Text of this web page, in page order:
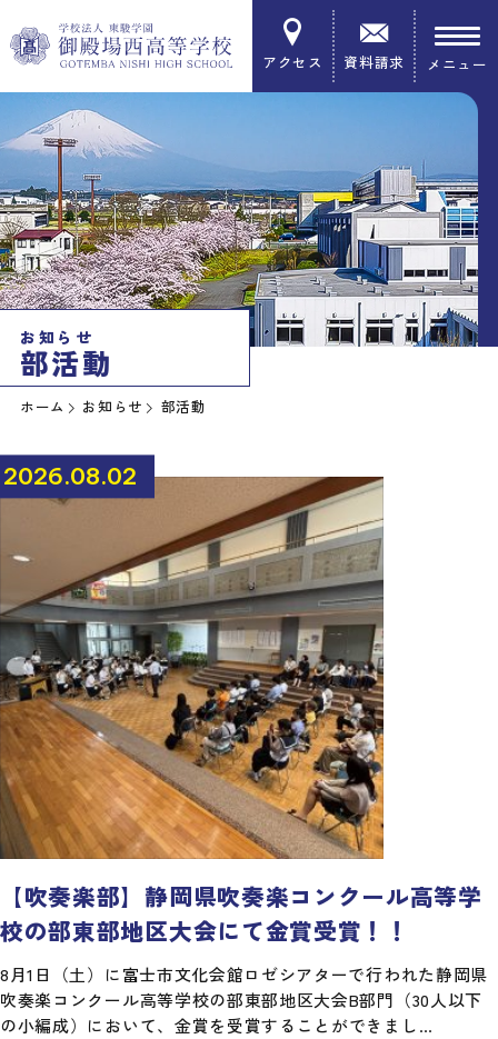
アクセス 資料請求
お知らせ
部活動
ホーム お知らせ 部活動
2026.08.02
【吹奏楽部】静岡県吹奏楽コンクール高等学
校の部東部地区大会にて金賞受賞！！
8月1日（土）に富士市文化会館ロゼシアターで行われた静岡県
吹奏楽コンクール高等学校の部東部地区大会B部門（30人以下
の小編成）において、金賞を受賞することができまし…